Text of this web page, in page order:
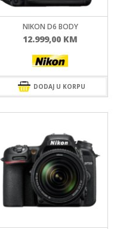
NIKON D6 BODY
12.999,00 KM
DODAJ U KORPU